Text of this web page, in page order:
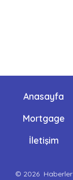
Anasayfa
Mortgage
İletişim
© 2026 Haberler